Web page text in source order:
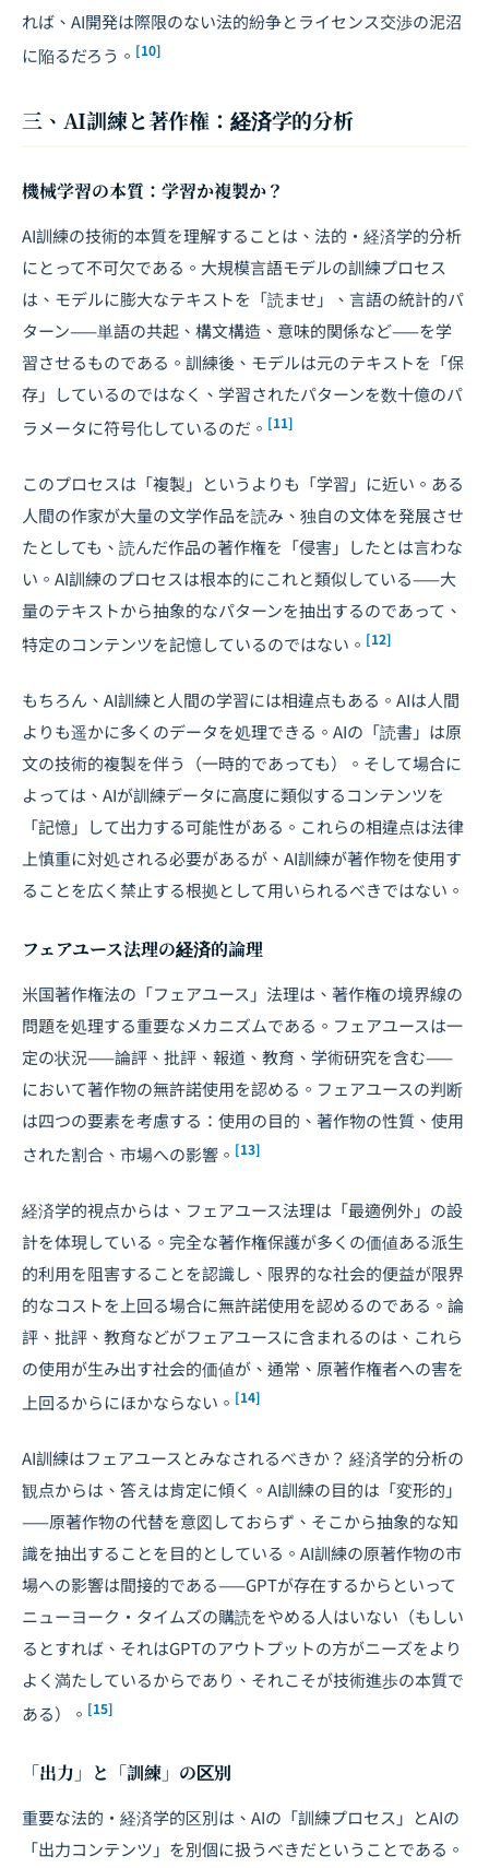
れば、AI開発は際限のない法的紛争とライセンス交渉の泥沼
に陥るだろう。 [10]
三、AI訓練と著作権：経済学的分析
機械学習の本質：学習か複製か？
AI訓練の技術的本質を理解することは、法的・経済学的分析
にとって不可欠である。大規模言語モデルの訓練プロセス
は、モデルに膨大なテキストを「読ませ」、言語の統計的パ
ターン——単語の共起、構文構造、意味的関係など——を学
習させるものである。訓練後、モデルは元のテキストを「保
存」しているのではなく、学習されたパターンを数十億のパ
ラメータに符号化しているのだ。 [11]
このプロセスは「複製」というよりも「学習」に近い。ある
人間の作家が大量の文学作品を読み、独自の文体を発展させ
たとしても、読んだ作品の著作権を「侵害」したとは言わな
い。AI訓練のプロセスは根本的にこれと類似している——大
量のテキストから抽象的なパターンを抽出するのであって、
特定のコンテンツを記憶しているのではない。 [12]
もちろん、AI訓練と人間の学習には相違点もある。AIは人間
よりも遥かに多くのデータを処理できる。AIの「読書」は原
文の技術的複製を伴う（一時的であっても）。そして場合に
よっては、AIが訓練データに高度に類似するコンテンツを
「記憶」して出力する可能性がある。これらの相違点は法律
上慎重に対処される必要があるが、AI訓練が著作物を使用す
ることを広く禁止する根拠として用いられるべきではない。
フェアユース法理の経済的論理
米国著作権法の「フェアユース」法理は、著作権の境界線の
問題を処理する重要なメカニズムである。フェアユースは一
定の状況——論評、批評、報道、教育、学術研究を含む——
において著作物の無許諾使用を認める。フェアユースの判断
は四つの要素を考慮する：使用の目的、著作物の性質、使用
された割合、市場への影響。 [13]
経済学的視点からは、フェアユース法理は「最適例外」の設
計を体現している。完全な著作権保護が多くの価値ある派生
的利用を阻害することを認識し、限界的な社会的便益が限界
的なコストを上回る場合に無許諾使用を認めるのである。論
評、批評、教育などがフェアユースに含まれるのは、これら
の使用が生み出す社会的価値が、通常、原著作権者への害を
上回るからにほかならない。 [14]
AI訓練はフェアユースとみなされるべきか？ 経済学的分析の
観点からは、答えは肯定に傾く。AI訓練の目的は「変形的」
——原著作物の代替を意図しておらず、そこから抽象的な知
識を抽出することを目的としている。AI訓練の原著作物の市
場への影響は間接的である——GPTが存在するからといって
ニューヨーク・タイムズの購読をやめる人はいない（もしい
るとすれば、それはGPTのアウトプットの方がニーズをより
よく満たしているからであり、それこそが技術進歩の本質で
ある）。 [15]
「出力」と「訓練」の区別
重要な法的・経済学的区別は、AIの「訓練プロセス」とAIの
「出力コンテンツ」を別個に扱うべきだということである。